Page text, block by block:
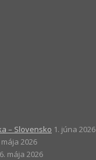
– Slovensko 1. júna 2026
mája 2026
mája 2026